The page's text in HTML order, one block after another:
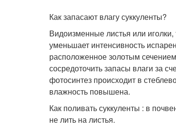
Как запасают влагу суккуленты?
Видоизменные листья или
уменьшает интенсивность
расположенное золотым
сосредоточить запасы влаги за
фотосинтез происходит в
влажность повышена.
Как поливать суккуленты : в
не лить на листья.